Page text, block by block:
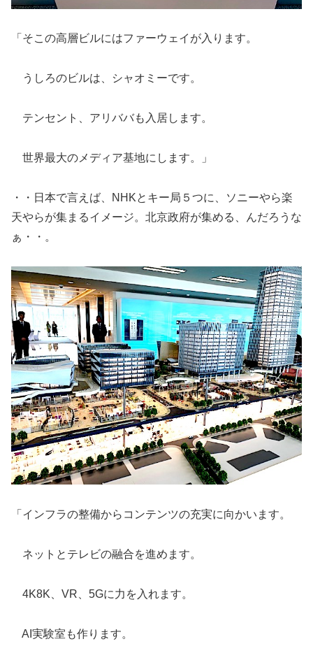
「そこの高層ビルにはファーウェイが入ります。
うしろのビルは、シャオミーです。
テンセント、アリババも入居します。
世界最大のメディア基地にします。」
・・日本で言えば、NHKとキー局５つに、ソニーやら楽
天やらが集まるイメージ。北京政府が集める、んだろうな
ぁ・・。
「インフラの整備からコンテンツの充実に向かいます。
ネットとテレビの融合を進めます。
4K8K、VR、5Gに力を入れます。
AI実験室も作ります。